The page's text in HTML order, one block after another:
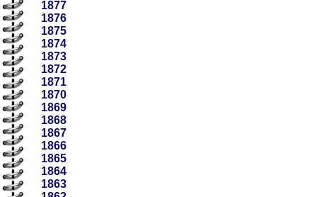
1877
1876
1875
1874
1873
1872
1871
1870
1869
1868
1867
1866
1865
1864
1863